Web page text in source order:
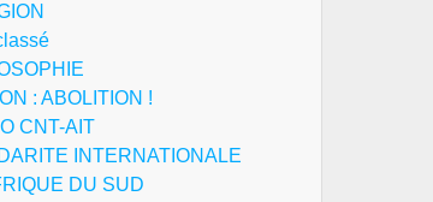
: ABOLITION !
CNT-AIT
INTERNATIONALE
DU SUD